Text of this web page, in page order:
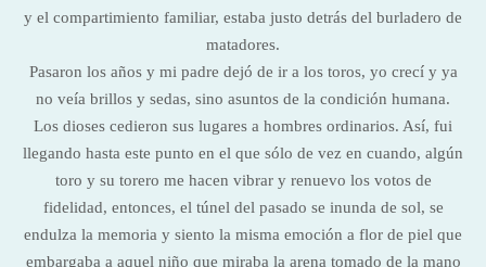
y el compartimiento familiar, estaba justo detrás del burladero de
matadores.
Pasaron los años y mi padre dejó de ir a los toros, yo crecí y ya
no veía brillos y sedas, sino asuntos de la condición humana.
Los dioses cedieron sus lugares a hombres ordinarios. Así, fui
llegando hasta este punto en el que sólo de vez en cuando, algún
toro y su torero me hacen vibrar y renuevo los votos de
fidelidad, entonces, el túnel del pasado se inunda de sol, se
endulza la memoria y siento la misma emoción a flor de piel que
embargaba a aquel niño que miraba la arena tomado de la mano